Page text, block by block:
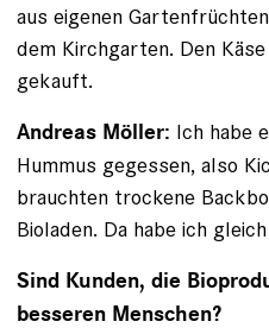
aus eigenen
dem Kirchgarten. Den
gekauft.
Andreas Möller: Ich habe
Hummus gegessen, also
brauchten trockene
Bioladen. Da habe ich
Sind Kunden, die
besseren Menschen?